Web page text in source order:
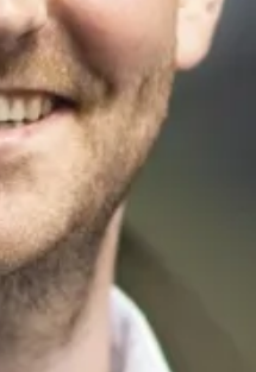
økonomitjenester